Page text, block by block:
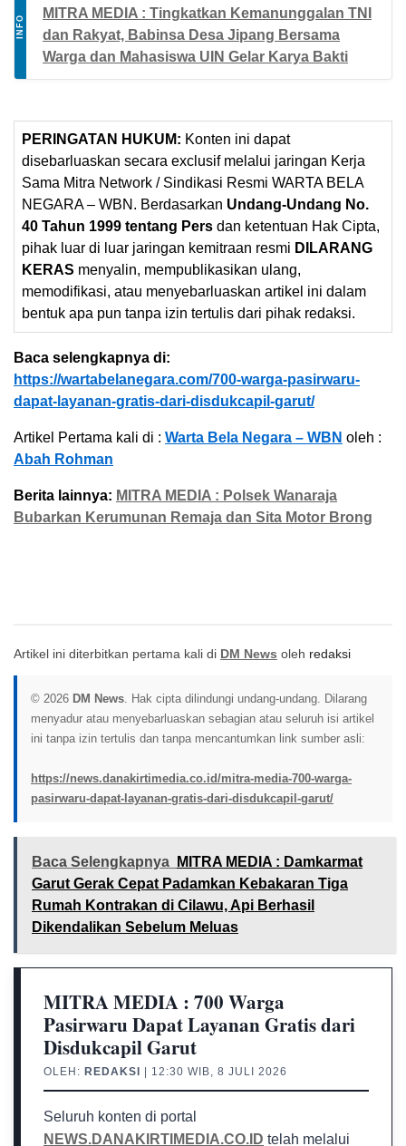
INFO
MITRA MEDIA : Tingkatkan Kemanunggalan TNI
dan Rakyat, Babinsa Desa Jipang Bersama
Warga dan Mahasiswa UIN Gelar Karya Bakti
PERINGATAN HUKUM: Konten ini dapat
disebarluaskan secara exclusif melalui jaringan Kerja
Sama Mitra Network / Sindikasi Resmi WARTA BELA
NEGARA – WBN. Berdasarkan Undang-Undang No.
40 Tahun 1999 tentang Pers dan ketentuan Hak Cipta,
pihak luar di luar jaringan kemitraan resmi DILARANG
KERAS menyalin, mempublikasikan ulang,
memodifikasi, atau menyebarluaskan artikel ini dalam
bentuk apa pun tanpa izin tertulis dari pihak redaksi.
Baca selengkapnya di:
https://wartabelanegara.com/700-warga-pasirwaru-
dapat-layanan-gratis-dari-disdukcapil-garut/
Artikel Pertama kali di : Warta Bela Negara – WBN oleh :
Abah Rohman
Berita lainnya: MITRA MEDIA : Polsek Wanaraja
Bubarkan Kerumunan Remaja dan Sita Motor Brong
Artikel ini diterbitkan pertama kali di DM News oleh redaksi
© 2026 DM News. Hak cipta dilindungi undang-undang. Dilarang
menyadur atau menyebarluaskan sebagian atau seluruh isi artikel
ini tanpa izin tertulis dan tanpa mencantumkan link sumber asli:
https://news.danakirtimedia.co.id/mitra-media-700-warga-
pasirwaru-dapat-layanan-gratis-dari-disdukcapil-garut/
Baca Selengkapnya
MITRA MEDIA : Damkarmat
Garut Gerak Cepat Padamkan Kebakaran Tiga
Rumah Kontrakan di Cilawu, Api Berhasil
Dikendalikan Sebelum Meluas
MITRA MEDIA : 700 Warga
Pasirwaru Dapat Layanan Gratis dari
Disdukcapil Garut
OLEH: REDAKSI | 12:30 WIB, 8 JULI 2026
Seluruh konten di portal
NEWS.DANAKIRTIMEDIA.CO.ID telah melalui